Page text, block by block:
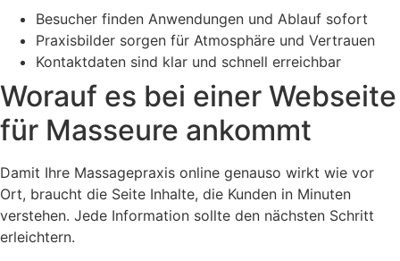
Besucher finden Anwendungen und Ablauf sofort
Praxisbilder sorgen für Atmosphäre und Vertrauen
Kontaktdaten sind klar und schnell erreichbar
Worauf es bei einer Webseite
für Masseure ankommt
Damit Ihre Massagepraxis online genauso wirkt wie vor
Ort, braucht die Seite Inhalte, die Kunden in Minuten
verstehen. Jede Information sollte den nächsten Schritt
erleichtern.